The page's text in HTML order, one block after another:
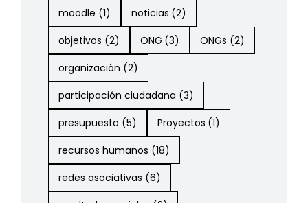
moodle (1) noticias (2)
objetivos (2) ONG (3) ONGs (2)
organización (2)
participación ciudadana (3)
presupuesto (5) Proyectos (1)
recursos humanos (18)
redes asociativas (6)